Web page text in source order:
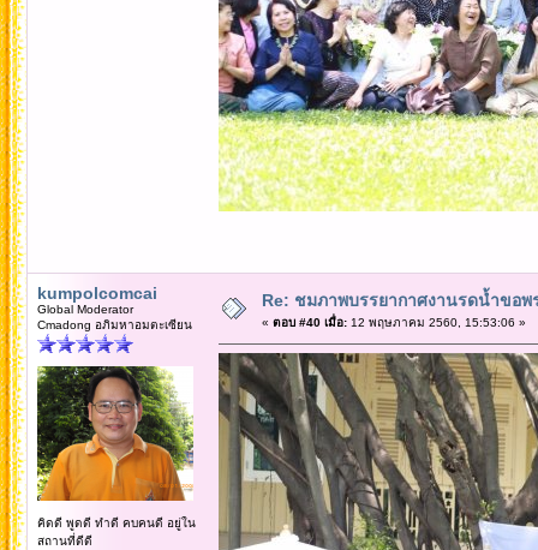
kumpolcomcai
Global Moderator
Cmadong อภิมหาอมตะเซียน
คิดดี พูดดี ทำดี คบคนดี อยู่ใน
สถานที่ดีดี
Re: ชมภาพบรรยากาศงานรดน้ำขอ
« ตอบ #40 เมื่อ:12 พฤษภาคม 2560, 15:53:06 »